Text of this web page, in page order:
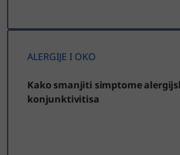
ALERGIJE I OKO
Kako smanjiti simptome
konjunktivitisa